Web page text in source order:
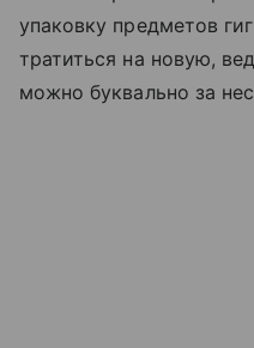
упаковку предметов
тратиться на новую,
можно буквально за